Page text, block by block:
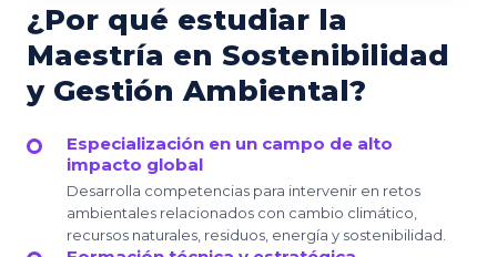
¿Por qué estudiar la
Maestría en Sostenibilidad
y Gestión Ambiental?
Especialización en un campo de alto
impacto global
Desarrolla competencias para intervenir en retos
ambientales relacionados con cambio climático,
recursos naturales, residuos, energía y sostenibilidad.